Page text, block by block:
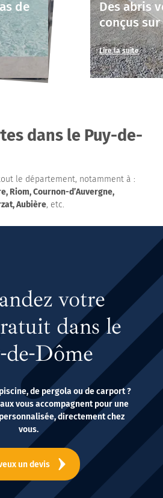
de
Des abris
conçus
Lire la suite
dans le Puy-de-
le département, notamment à :
Riom, Cournon-d’Auvergne,
Aubière, etc.
votre
dans le
de-Dôme
de pergola ou de carport ?
vous accompagnent pour une
directement chez
vous.
un devis